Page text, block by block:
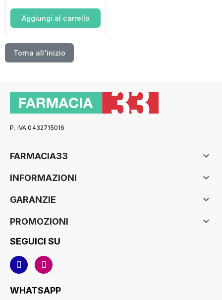
Aggiungi al carrello
Torna all'inizio
P. IVA 0432715016
FARMACIA33 
INFORMAZIONI 
GARANZIE 
PROMOZIONI 
SEGUICI SU
WHATSAPP